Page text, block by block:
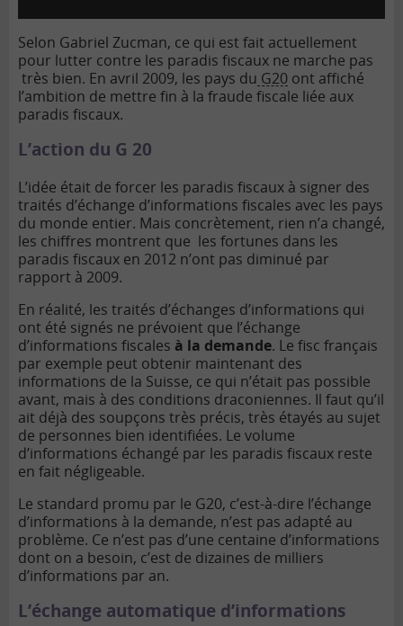
Selon Gabriel Zucman, ce qui est fait actuellement
pour lutter contre les paradis fiscaux ne marche pas
très bien. En avril 2009, les pays du G20 ont affiché
l’ambition de mettre fin à la fraude fiscale liée aux
paradis fiscaux.
L’action du G 20
L’idée était de forcer les paradis fiscaux à signer des
traités d’échange d’informations fiscales avec les pays
du monde entier. Mais concrètement, rien n’a changé,
les chiffres montrent que les fortunes dans les
paradis fiscaux en 2012 n’ont pas diminué par
rapport à 2009.
En réalité, les traités d’échanges d’informations qui
ont été signés ne prévoient que l’échange
d’informations fiscales à la demande. Le fisc français
par exemple peut obtenir maintenant des
informations de la Suisse, ce qui n’était pas possible
avant, mais à des conditions draconiennes. Il faut qu’il
ait déjà des soupçons très précis, très étayés au sujet
de personnes bien identifiées. Le volume
d’informations échangé par les paradis fiscaux reste
en fait négligeable.
Le standard promu par le G20, c’est-à-dire l’échange
d’informations à la demande, n’est pas adapté au
problème. Ce n’est pas d’une centaine d’informations
dont on a besoin, c’est de dizaines de milliers
d’informations par an.
L’échange automatique d’informations